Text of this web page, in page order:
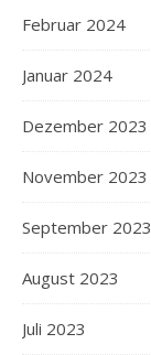
Februar 2024
Januar 2024
Dezember 2023
November 2023
September 2023
August 2023
Juli 2023